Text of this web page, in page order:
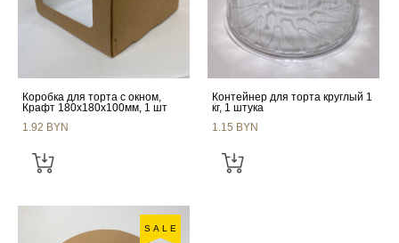
Коробка для торта с окном,
Крафт 180х180х100мм, 1 шт
1.92 BYN
Контейнер для торта круглый 1
кг, 1 штука
1.15 BYN
SALE